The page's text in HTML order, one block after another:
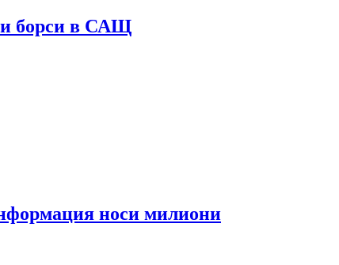
борси в САЩ
носи милиони